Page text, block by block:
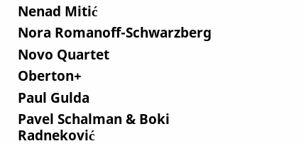
Nenad Mitić
Nora Romanoff-Schwarzberg
Novo Quartet
Oberton+
Paul Gulda
Pavel Schalman & Boki
Radneković